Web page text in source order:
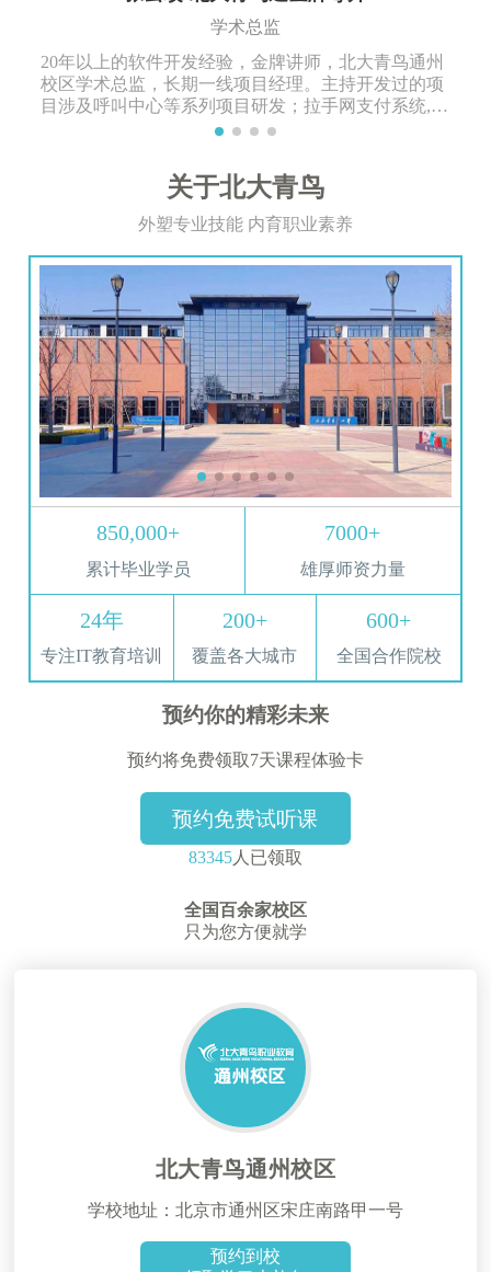
学术总监
20年以上的软件开发经验，金牌讲师，北大青鸟通州
校区学术总监，长期一线项目经理。主持开发过的项
目涉及呼叫中心等系列项目研发；拉手网支付系统,商
业进销存管理系统等多年项目开发工作经验。
关于北大青鸟
外塑专业技能 内育职业素养
850,000+
累计毕业学员
7000+
雄厚师资力量
24年
专注IT教育培训
200+
覆盖各大城市
600+
全国合作院校
预约你的精彩未来
预约将免费领取7天课程体验卡
预约免费试听课
83345 人已领取
全国百余家校区
只为您方便就学
北大青鸟通州校区
学校地址：北京市通州区宋庄南路甲一号
预约到校